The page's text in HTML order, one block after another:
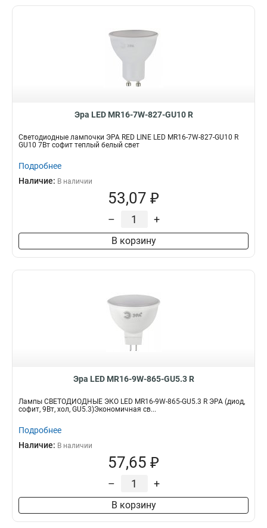
Эра LED MR16-7W-827-GU10 R
Светодиодные лампочки ЭРА RED LINE LED MR16-7W-827-GU10 R
GU10 7Вт софит теплый белый свет
Подробнее
Наличие: В наличии
53,07 ₽
– +
В корзину
Эра LED MR16-9W-865-GU5.3 R
Лампы СВЕТОДИОДНЫЕ ЭКО LED MR16-9W-865-GU5.3 R ЭРА (диод,
софит, 9Вт, хол, GU5.3)Экономичная св...
Подробнее
Наличие: В наличии
57,65 ₽
– +
В корзину